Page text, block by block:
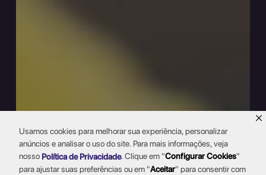
Usamos cookies para melhorar sua experiência, personalizar
anúncios e analisar o uso do site. Para mais informações, veja
nosso Política de Privacidade.Clique em "Configurar Cookies"
para ajustar suas preferências ou em "Aceitar" para consentir com